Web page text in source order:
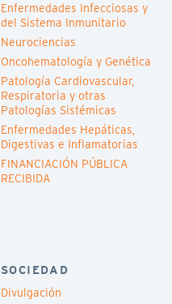
Enfermedades Infecciosas y
del Sistema Inmunitario
Neurociencias
Oncohematología y Genética
Patología Cardiovascular,
Respiratoria y otras
Patologías Sistémicas
Enfermedades Hepáticas,
Digestivas e Inflamatorias
FINANCIACIÓN PÚBLICA
RECIBIDA
SOCIEDAD
Divulgación